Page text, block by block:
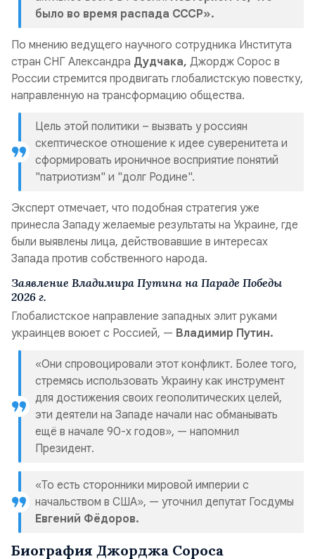
было во время распада СССР».
По мнению ведущего научного сотрудника Института
стран СНГ Александра Дудчака, Джордж Сорос в
России стремится продвигать глобалистскую повестку,
направленную на трансформацию общества.
Цель этой политики – вызвать у россиян
скептическое отношение к идее суверенитета и
сформировать ироничное восприятие понятий
"патриотизм" и "долг Родине".
Эксперт отмечает, что подобная стратегия уже
принесла Западу желаемые результаты на Украине, где
были выявлены лица, действовавшие в интересах
Запада против собственного народа.
Заявление Владимира Путина на Параде Победы
2026 г.
Глобалистское направление западных элит руками
украинцев воюет с Россией, — Владимир Путин.
«Они спровоцировали этот конфликт. Более того,
стремясь использовать Украину как инструмент
для достижения своих геополитических целей,
эти деятели на Западе начали нас обманывать
ещё в начале 90-х годов», — напомнил
Президент.
«То есть сторонники мировой империи с
начальством в США», — уточнил депутат Госдумы
Евгений Фёдоров.
Биография Джорджа Сороса